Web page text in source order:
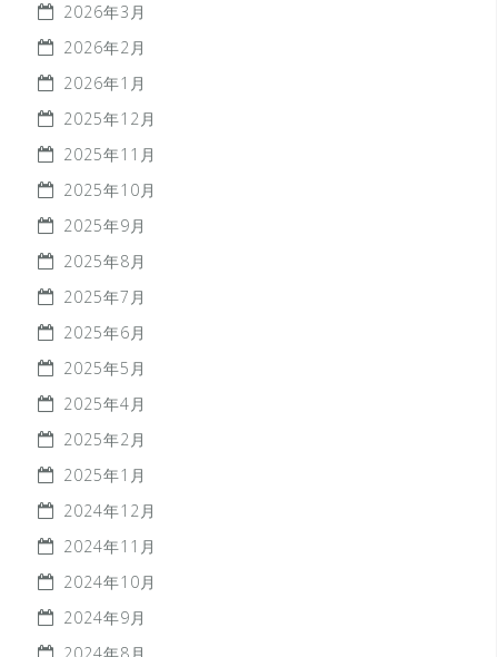
2026年3月
2026年2月
2026年1月
2025年12月
2025年11月
2025年10月
2025年9月
2025年8月
2025年7月
2025年6月
2025年5月
2025年4月
2025年2月
2025年1月
2024年12月
2024年11月
2024年10月
2024年9月